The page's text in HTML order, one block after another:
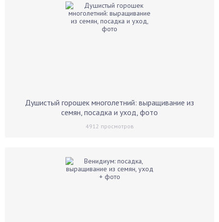
Душистый горошек многолетний: выращивание из
семян, посадка и уход, фото
4912 просмотров